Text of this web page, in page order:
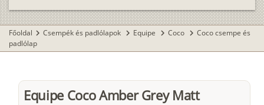
Főoldal chevron_right Csempék és padlólapok chevron_right Equipe chevron_right Coco chevron_right Coco csempe és
padlólap
Equipe Coco Amber Grey Matt